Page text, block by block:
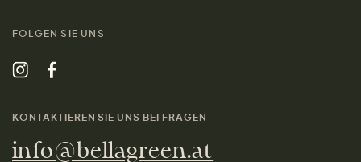
FOLGEN SIE UNS
KONTAKTIEREN SIE UNS BEI FRAGEN
info@bellagreen.at